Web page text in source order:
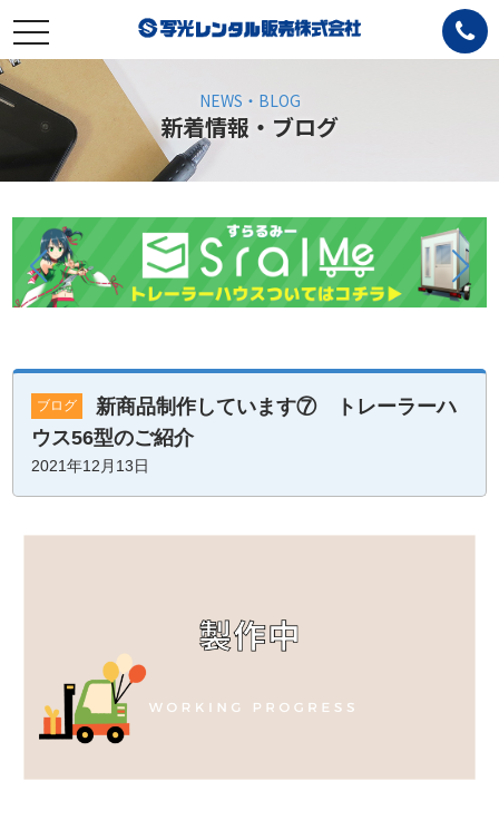
toggle
navigation
NEWS・BLOG
新着情報・ブログ
ブログ
新商品制作しています⑦ トレーラーハ
ウス56型のご紹介
2021年12月13日